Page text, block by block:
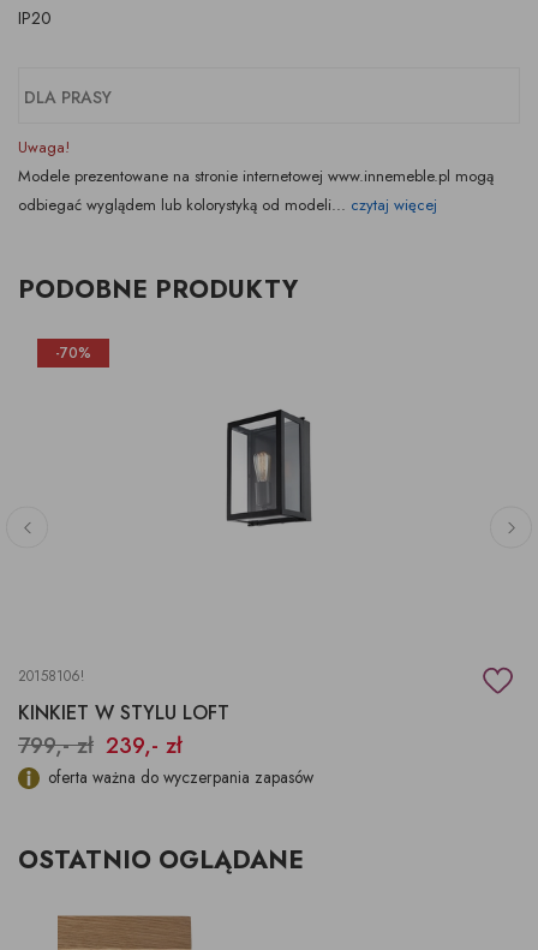
IP20
DLA PRASY
Uwaga!
Modele prezentowane na stronie internetowej www.innemeble.pl mogą
odbiegać wyglądem lub kolorystyką od modeli... czytaj więcej
PODOBNE PRODUKTY
-70%
20158106!
KINKIET W STYLU LOFT
799,- zł 239,- zł
oferta ważna do wyczerpania zapasów
OSTATNIO OGLĄDANE